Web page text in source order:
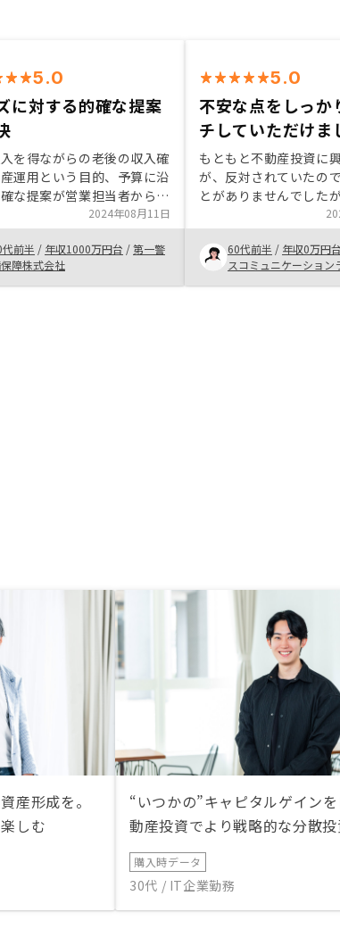
5.0
に対する的確な提案
を得ながらの老後の収入確
運用という目的、予算に沿
な提案が営業担当者からあ
で即決しました。マンション
低金利時代の資産運用の一
ておすすめできる手段である
す。
2024年08月11日
代前半 / 年収1000万円台 /第一警
障株式会社
5.0
不安な点をしっか
チしていただけま
もともと不動産投資に
が、反対されていたの
とがありませんでした
金なら自由に使えると
物件から試しにやって
て購入しました。 また
はじめ、いろいろな大
が大阪で行われるよう
60代前半 / 年収0万円台
スコミュニケーション
産形成を。
しむ
“いつかの”キャピタルゲイン
動産投資でより戦略的な分散投
購入時データ
30代 / IT企業勤務